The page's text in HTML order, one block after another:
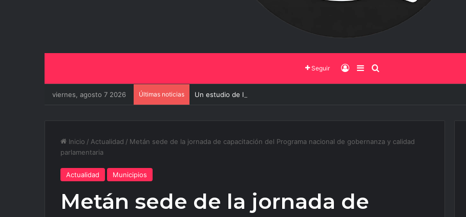
Seguir Iniciar Sesión
Barra Lateral
viernes, agosto 7 2026 Últimas noticias Un estudio de la UNSa busca revolucionar las casas de adobe y hacerlas más seguras
Inicio / Actualidad / Metán sede de la jornada de capacitación del Programa nacional de gobernanza y calidad
parlamentaria
Actualidad Municipios
Metán sede de la jornada de